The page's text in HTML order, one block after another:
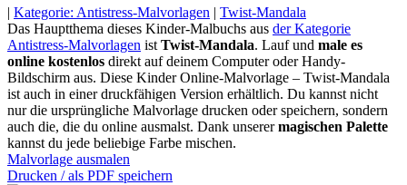
| Kategorie: Antistress-Malvorlagen | Twist-Mandala
Das Hauptthema dieses Kinder-Malbuchs aus der Kategorie
Antistress-Malvorlagen istTwist-Mandala. Lauf und male es
online kostenlos direkt auf deinem Computer oder Handy-
Bildschirm aus. Diese Kinder Online-Malvorlage – Twist-Mandala
ist auch in einer druckfähigen Version erhältlich. Du kannst nicht
nur die ursprüngliche Malvorlage drucken oder speichern, sondern
auch die, die du online ausmalst. Dank unserermagischen Palette
kannst du jede beliebige Farbe mischen.
Malvorlage ausmalen
Drucken / als PDF speichern